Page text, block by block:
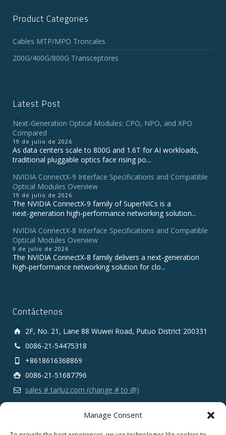
Manage Consent
Product Categories
Cables MTP/MPO Troncales
200G/400G/800G Transceptores
Latest Post
Next-Generation Optical Modules: CPO, NPO, and XPO
Compared
19 de julio de 2026
As data centers scale to 800G and 1.6T for AI workloads,
traditional pluggable optics face rising po...
NVIDIA ConnectX‑9 Interface Specifications and Compatible
Optical Modules Overview
19 de julio de 2026
The NVIDIA ConnectX‑9 family of SuperNICs is a
next‑generation high‑performance networking solution...
NVIDIA ConnectX-8 Interface Specifications and Compatible
Optical Modules Overview
9 de julio de 2026
The NVIDIA ConnectX‑8 family delivers a next‑generation
high‑performance networking solution for clo...
Contáctenos
2F, No. 21, Lane 88 Wuwei Road, Putuo District 200331
0086-21-54475318
+8618616368869
0086-21-51687796
sales # tarluz.com (change # to @)